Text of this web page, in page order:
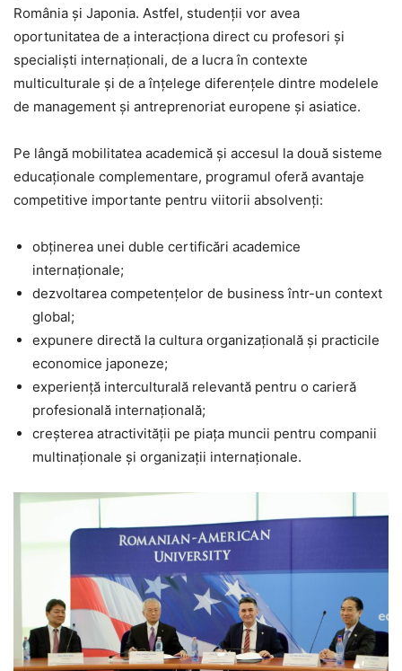
România și Japonia. Astfel, studenții vor avea
oportunitatea de a interacționa direct cu profesori și
specialiști internaționali, de a lucra în contexte
multiculturale și de a înțelege diferențele dintre modelele
de management și antreprenoriat europene și asiatice.
Pe lângă mobilitatea academică și accesul la două sisteme
educaționale complementare, programul oferă avantaje
competitive importante pentru viitorii absolvenți:
obținerea unei duble certificări academice
internaționale;
dezvoltarea competențelor de business într-un context
global;
expunere directă la cultura organizațională și practicile
economice japoneze;
experiență interculturală relevantă pentru o carieră
profesională internațională;
creșterea atractivității pe piața muncii pentru companii
multinaționale și organizații internaționale.